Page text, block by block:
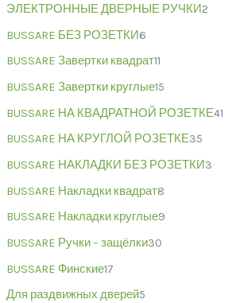
ЭЛЕКТРОННЫЕ ДВЕРНЫЕ РУЧКИ2
BUSSARE БЕЗ РОЗЕТКИ6
BUSSARE Завертки квадрат11
BUSSARE Завертки круглые15
BUSSARE НА КВАДРАТНОЙ РОЗЕТКЕ41
BUSSARE НА КРУГЛОЙ РОЗЕТКЕ35
BUSSARE НАКЛАДКИ БЕЗ РОЗЕТКИ3
BUSSARE Накладки квадрат8
BUSSARE Накладки круглые9
BUSSARE Ручки – защёлки30
BUSSARE Финские17
Для раздвижных дверей5